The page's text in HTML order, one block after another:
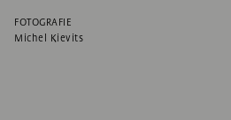
FOTOGRAFIE
Michel Kievits